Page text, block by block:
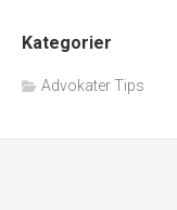
Kategorier
Advokater Tips